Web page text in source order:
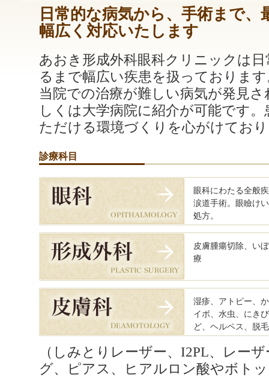
日常的な病気から、手術まで
幅広く対応いたします
あおき形成外科眼科クリニックは
るまで幅広い疾患を扱っておりま
当院での治療が難しい病気が発見
しくは大学病院に紹介が可能です
ただける環境づくりを心がけてお
診療科目
眼科にわたる全般
涙道手術。眼瞼け
処方。
皮膚腫瘍切除、い
療
湿疹、アトピー、
イボ、水虫、にき
ど、ヘルペス、脱
（しみとりレーザー、I2PL、レー
グ、ピアス、ヒアルロン酸やボト